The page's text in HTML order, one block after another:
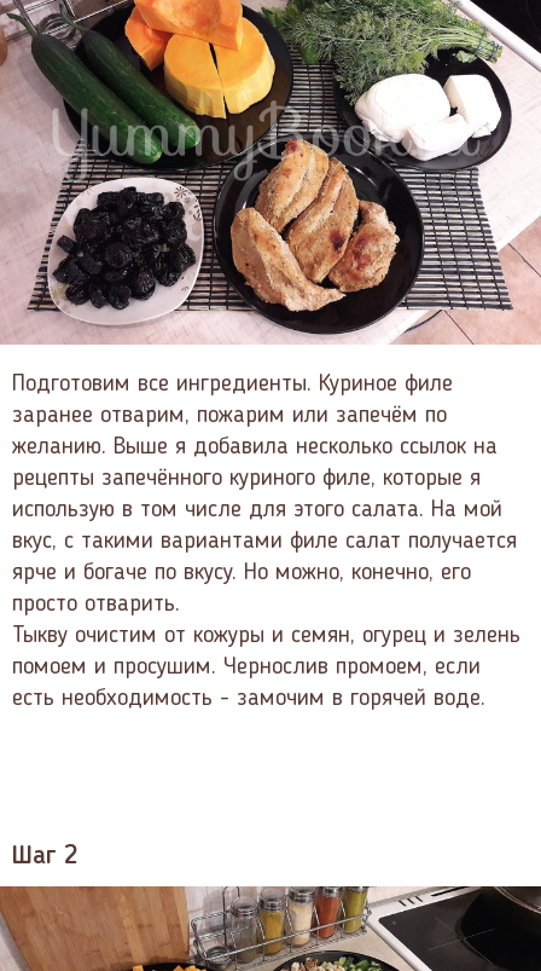
Подготовим все ингредиенты. Куриное филе
заранее отварим, пожарим или запечём по
желанию. Выше я добавила несколько ссылок на
рецепты запечённого куриного филе, которые я
использую в том числе для этого салата. На мой
вкус, с такими вариантами филе салат получается
ярче и богаче по вкусу. Но можно, конечно, его
просто отварить.
Тыкву очистим от кожуры и семян, огурец и зелень
помоем и просушим. Чернослив промоем, если
есть необходимость - замочим в горячей воде.
Шаг 2